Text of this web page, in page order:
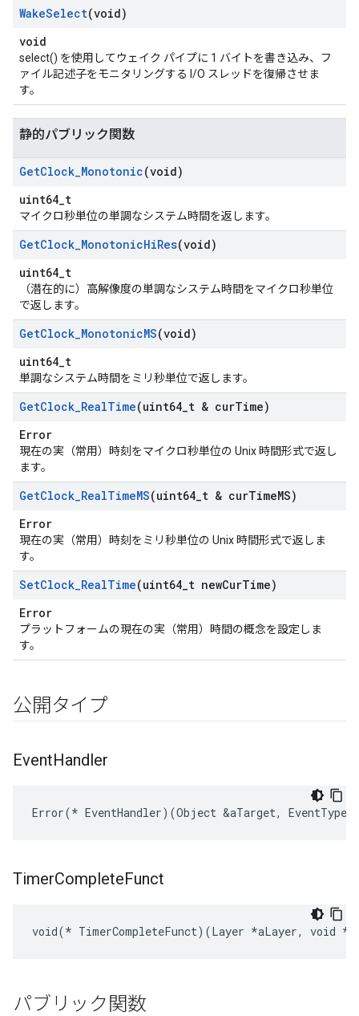
WakeSelect(void)
void
select() を使用してウェイク パイプに 1 バイトを書き込み、フ
ァイル記述子をモニタリングする I/O スレッドを復帰させま
す。
静的パブリック関数
GetClock_Monotonic(void)
uint64_t
マイクロ秒単位の単調なシステム時間を返します。
GetClock_MonotonicHiRes(void)
uint64_t
（潜在的に）高解像度の単調なシステム時間をマイクロ秒単位
で返します。
GetClock_MonotonicMS(void)
uint64_t
単調なシステム時間をミリ秒単位で返します。
GetClock_RealTime(uint64 t & curTime)
Error
現在の実（常用）時刻をマイクロ秒単位の Unix 時間形式で返し
ます。
GetClock_RealTimeMS(uint64 t & curTimeMS)
Error
現在の実（常用）時刻をミリ秒単位の Unix 時間形式で返しま
す。
SetClock_RealTime(uint64 t newCurTime)
Error
プラットフォームの現在の実（常用）時間の概念を設定しま
す。
公開タイプ
EventHandler
Error(* EventHandler)(Object &aTarget, EventType
TimerCompleteFunct
void(* TimerCompleteFunct)(Layer *aLayer, void
パブリック関数